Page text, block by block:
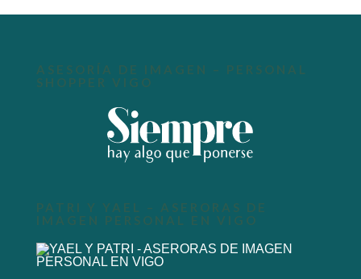
ASESORÍA DE IMAGEN – PERSONAL
SHOPPER VIGO
PATRI Y YAEL – ASERORAS DE
IMAGEN PERSONAL EN VIGO